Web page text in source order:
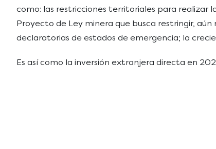
como: las restricciones territoriales para realizar
Proyecto de Ley minera que busca restringir,
declaratorias de estados de emergencia; la
Es así como la inversión extranjera directa en